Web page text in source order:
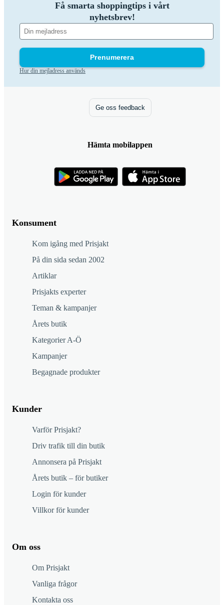
Få smarta shoppingtips i vårt
nyhetsbrev!
Prenumerera
Hur din mejladress används
Konsument
Kom igång med Prisjakt
På din sida sedan 2002
Artiklar
Prisjakts experter
Teman & kampanjer
Årets butik
Kategorier A-Ö
Kampanjer
Begagnade produkter
Kunder
Varför Prisjakt?
Driv trafik till din butik
Annonsera på Prisjakt
Årets butik – för butiker
Login för kunder
Villkor för kunder
Om oss
Om Prisjakt
Vanliga frågor
Kontakta oss
Ge oss feedback
Hämta mobilappen